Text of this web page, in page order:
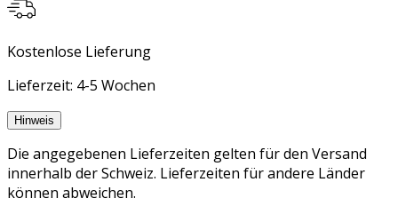
Kostenlose Lieferung
Lieferzeit: 4-5 Wochen
Hinweis
Die angegebenen Lieferzeiten gelten für den Versand
innerhalb der Schweiz. Lieferzeiten für andere Länder
können abweichen.